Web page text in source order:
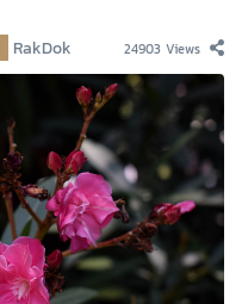
RakDok 24903 Views